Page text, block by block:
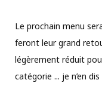
Le prochain menu
feront leur grand
légèrement réduit
catégorie ... je n’en